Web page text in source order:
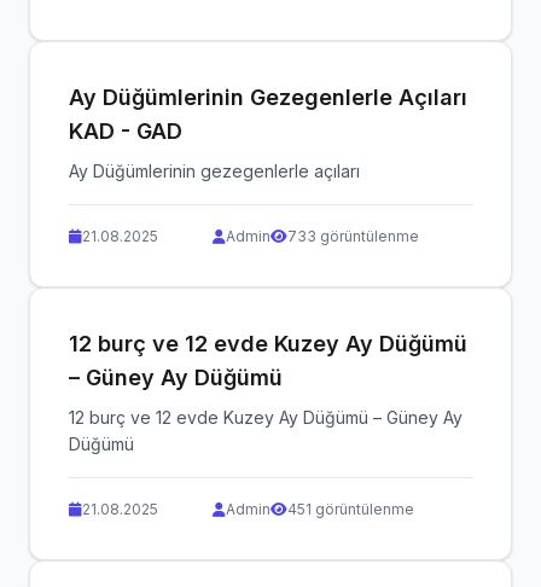
Ay Düğümlerinin Gezegenlerle Açıları
KAD - GAD
Ay Düğümlerinin gezegenlerle açıları
21.08.2025 Admin 733 görüntülenme
12 burç ve 12 evde Kuzey Ay Düğümü
– Güney Ay Düğümü
12 burç ve 12 evde Kuzey Ay Düğümü – Güney Ay
Düğümü
21.08.2025 Admin 451 görüntülenme